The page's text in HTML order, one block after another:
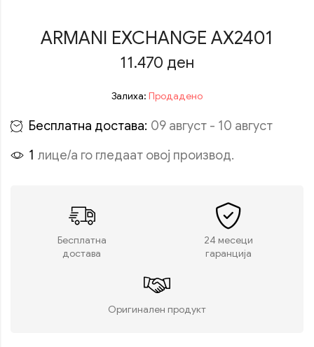
ARMANI EXCHANGE AX2401
11.470 ден
Залиха: Продадено
Бесплатна достава: 09 август - 10 август
1 лице/а го гледаат овој производ.
Бесплатна
достава
24 месеци
гаранција
Оригинален продукт